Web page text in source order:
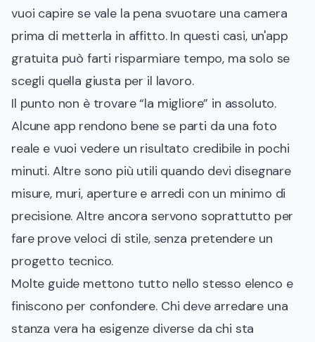
vuoi capire se vale la pena svuotare una camera
prima di metterla in affitto. In questi casi, un'app
gratuita può farti risparmiare tempo, ma solo se
scegli quella giusta per il lavoro.
Il punto non è trovare “la migliore” in assoluto.
Alcune app rendono bene se parti da una foto
reale e vuoi vedere un risultato credibile in pochi
minuti. Altre sono più utili quando devi disegnare
misure, muri, aperture e arredi con un minimo di
precisione. Altre ancora servono soprattutto per
fare prove veloci di stile, senza pretendere un
progetto tecnico.
Molte guide mettono tutto nello stesso elenco e
finiscono per confondere. Chi deve arredare una
stanza vera ha esigenze diverse da chi sta